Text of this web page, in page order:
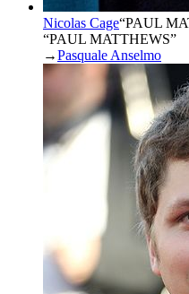
Nicolas Cage“PAUL
“PAUL MATTHEWS”
→Pasquale Anselmo